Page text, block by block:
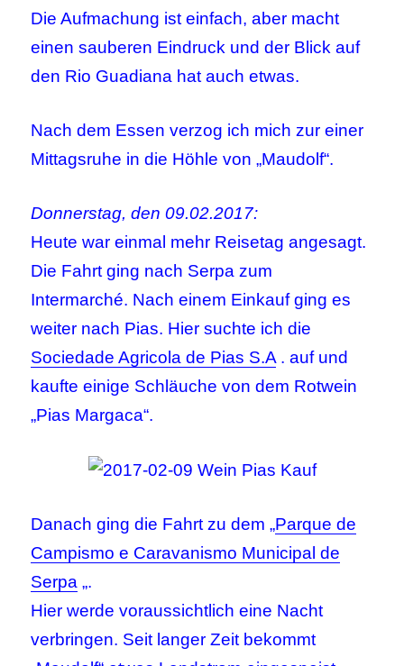
Die Aufmachung ist einfach, aber macht
einen sauberen Eindruck und der Blick auf
den Rio Guadiana hat auch etwas.
Nach dem Essen verzog ich mich zur einer
Mittagsruhe in die Höhle von „Maudolf“.
Donnerstag, den 09.02.2017:
Heute war einmal mehr Reisetag angesagt.
Die Fahrt ging nach Serpa zum
Intermarché. Nach einem Einkauf ging es
weiter nach Pias. Hier suchte ich die
Sociedade Agricola de Pias S.A . auf und
kaufte einige Schläuche von dem Rotwein
„Pias Margaca“.
Danach ging die Fahrt zu dem „Parque de
Campismo e Caravanismo Municipal de
Serpa „.
Hier werde voraussichtlich eine Nacht
verbringen. Seit langer Zeit bekommt